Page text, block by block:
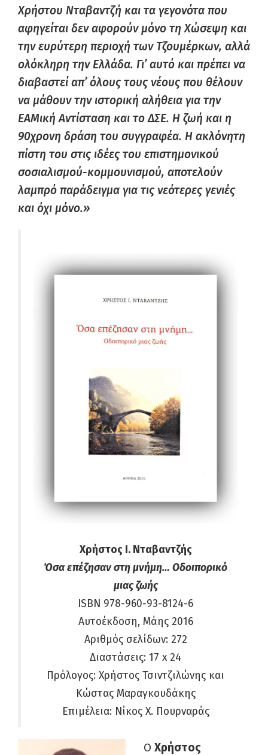
Χρήστου Νταβαντζή και τα γεγονότα που
αφηγείται δεν αφορούν μόνο τη Χώσεψη και
την ευρύτερη περιοχή των Τζουμέρκων, αλλά
ολόκληρη την Ελλάδα. Γι’ αυτό και πρέπει να
διαβαστεί απ’ όλους τους νέους που θέλουν
να μάθουν την ιστορική αλήθεια για την
ΕΑΜική Αντίσταση και το ΔΣΕ. Η ζωή και η
90χρονη δράση του συγγραφέα. Η ακλόνητη
πίστη του στις ιδέες του επιστημονικού
σοσιαλισμού-κομμουνισμού, αποτελούν
λαμπρό παράδειγμα για τις νεότερες γενιές
και όχι μόνο.»
Χρήστος Ι. Νταβαντζής
Όσα επέζησαν στη μνήμη… Οδοιπορικό
μιας ζωής
ISBN 978-960-93-8124-6
Αυτοέκδοση, Μάης 2016
Αριθμός σελίδων: 272
Διαστάσεις: 17 x 24
Πρόλογος: Χρήστος Τσιντζιλώνης και
Κώστας Μαραγκουδάκης
Επιμέλεια: Νίκος Χ. Πουρναράς
Ο Χρήστος